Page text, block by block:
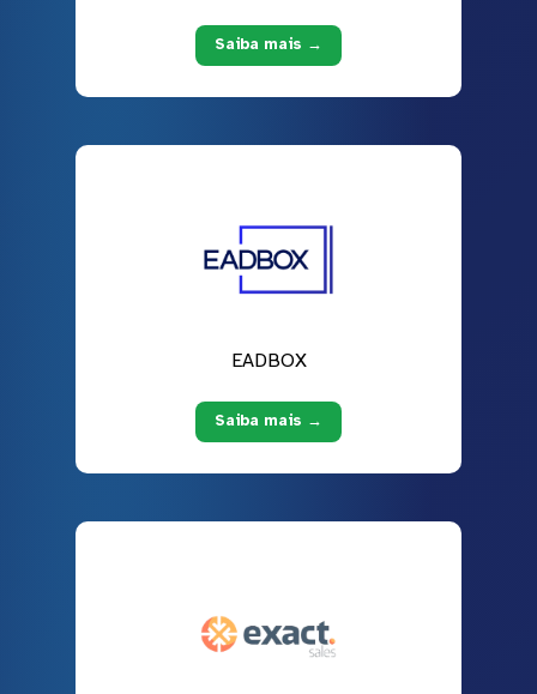
Saiba mais →
EADBOX
Saiba mais →